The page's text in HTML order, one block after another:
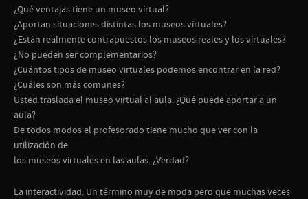
¿Qué ventajas tiene un museo virtual?
¿Aportan situaciones distintas los museos virtuales?
¿Están realmente contrapuestos los museos reales y los virtuales?
¿No pueden ser complementarios?
¿Cuántos tipos de museo virtuales podemos encontrar en la red?
¿Cuáles son más comunes?
Usted traslada el museo virtual al aula. ¿Qué puede aportar a un
aula?
De todos modos el profesorado tiene mucho que ver con la
utilización de
los museos virtuales en las aulas. ¿Verdad?
La interactividad. Un término muy de moda pero que muchas veces